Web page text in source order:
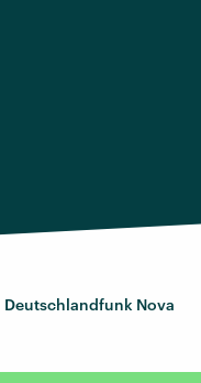
Deutschlandfunk Nova